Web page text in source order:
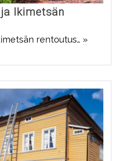
Ikimetsän
rentoutus… »